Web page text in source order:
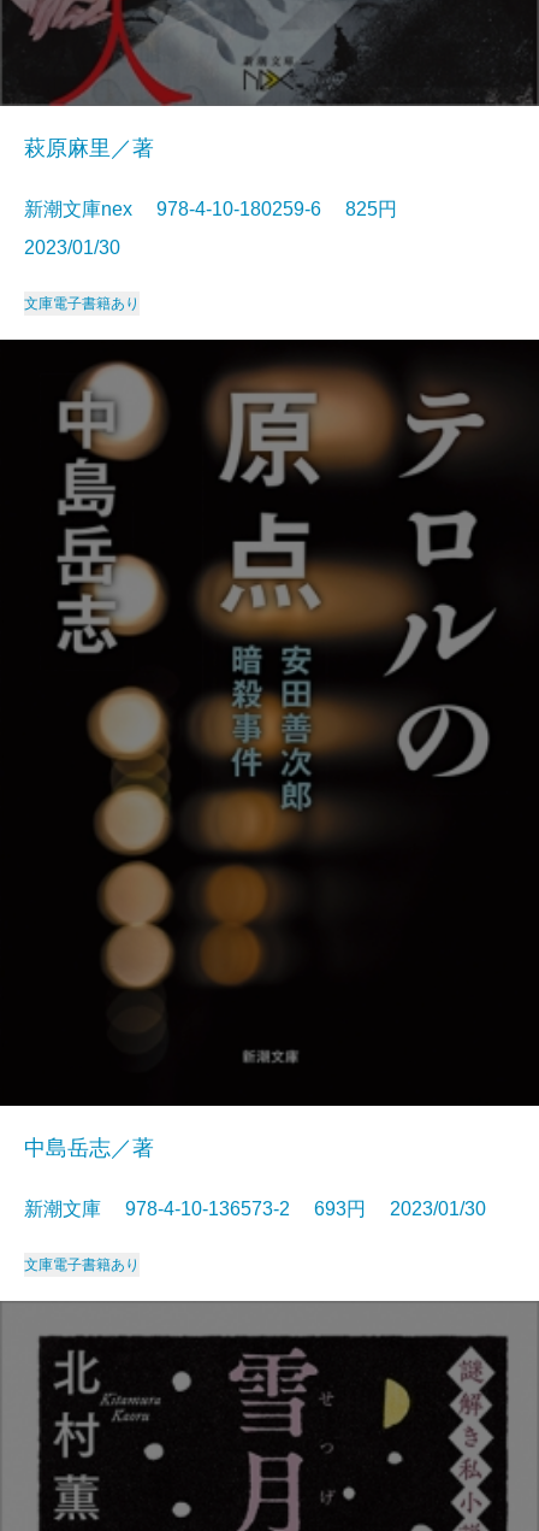
萩原麻里／著
新潮文庫nex 978-4-10-180259-6 825円
2023/01/30
文庫電子書籍あり
中島岳志／著
新潮文庫 978-4-10-136573-2 693円 2023/01/30
文庫電子書籍あり